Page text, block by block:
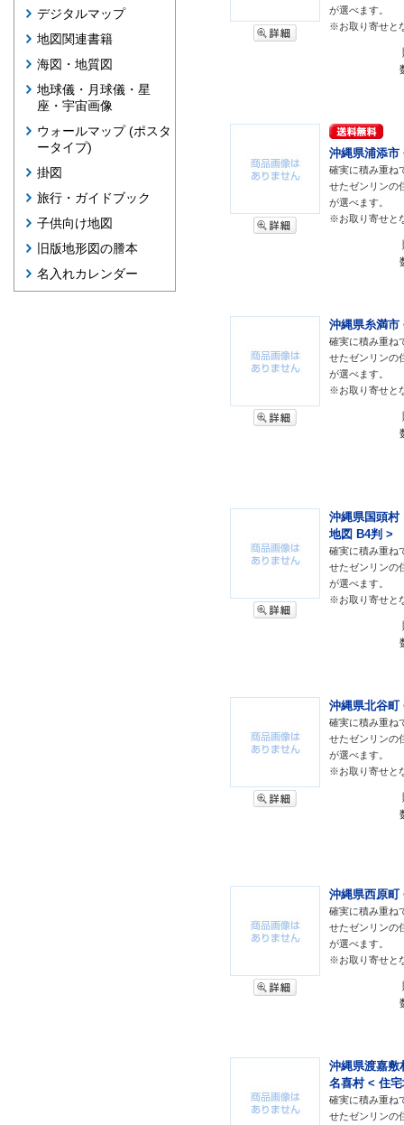
デジタルマップ
地図関連書籍
海図・地質図
地球儀・月球儀・星
座・宇宙画像
ウォールマップ (ポスタ
ータイプ)
掛図
旅行・ガイドブック
子供向け地図
旧版地形図の謄本
名入れカレンダー
が選べます。
※お取り寄せと
沖縄県浦添市
確実に積み重ね
せたゼンリンの
が選べます。
※お取り寄せと
沖縄県糸満市
確実に積み重ね
せたゼンリンの
が選べます。
※お取り寄せと
沖縄県国頭村
地図 B4判 >
確実に積み重ね
せたゼンリンの
が選べます。
※お取り寄せと
沖縄県北谷町
確実に積み重ね
せたゼンリンの
が選べます。
※お取り寄せと
沖縄県西原町
確実に積み重ね
せたゼンリンの
が選べます。
※お取り寄せと
沖縄県渡嘉敷
名喜村 < 住
確実に積み重ね
せたゼンリンの